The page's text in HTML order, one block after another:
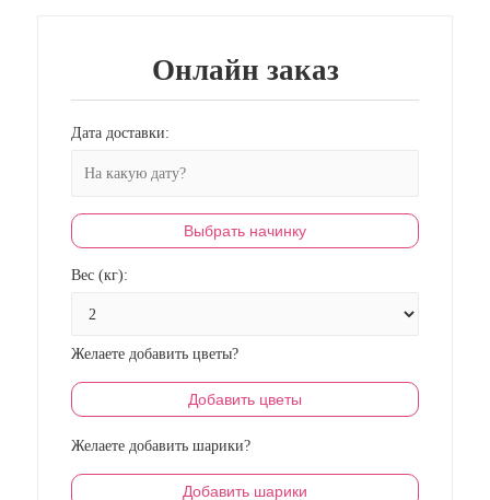
Онлайн заказ
Дата доставки:
Выбрать начинку
Вес (кг):
Желаете добавить цветы?
Добавить цветы
Желаете добавить шарики?
Добавить шарики